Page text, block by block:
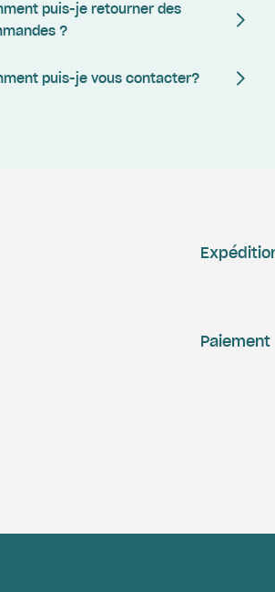
puis-je retourner des
?
puis-je vous contacter?
Paiement